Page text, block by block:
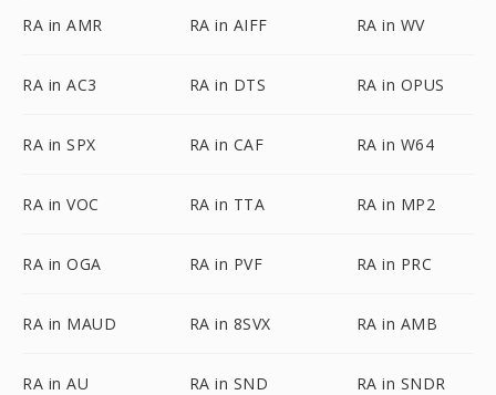
RA in AMR RA in AIFF RA in WV
RA in AC3 RA in DTS RA in OPUS
RA in SPX RA in CAF RA in W64
RA in VOC RA in TTA RA in MP2
RA in OGA RA in PVF RA in PRC
RA in MAUD RA in 8SVX RA in AMB
RA in AU RA in SND RA in SNDR